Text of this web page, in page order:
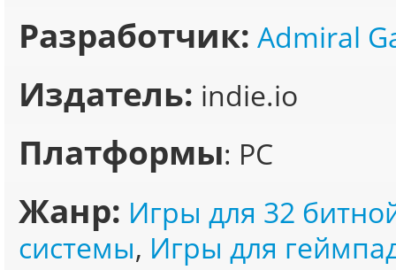
Разработчик: Admiral
Издатель: indie.io
Платформы: PC
Жанр: Игры для 32
системы, Игры для